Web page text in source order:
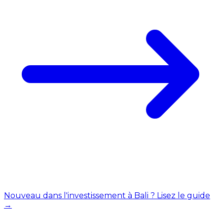
Nouveau dans l'investissement à Bali ? Lisez le guide
→